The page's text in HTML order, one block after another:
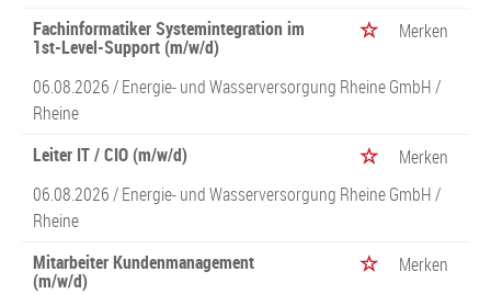
Fachinformatiker Systemintegration im
1st-Level-Support (m/w/d)
Merken
06.08.2026 /Energie- und Wasserversorgung Rheine GmbH/
Rheine
Leiter IT / CIO (m/w/d)
Merken
06.08.2026 /Energie- und Wasserversorgung Rheine GmbH/
Rheine
Mitarbeiter Kundenmanagement
(m/w/d)
Merken